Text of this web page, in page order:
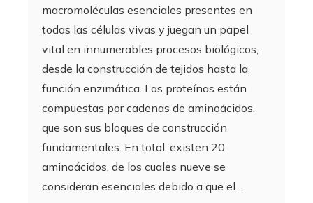
macromoléculas esenciales presentes en
todas las células vivas y juegan un papel
vital en innumerables procesos biológicos,
desde la construcción de tejidos hasta la
función enzimática. Las proteínas están
compuestas por cadenas de aminoácidos,
que son sus bloques de construcción
fundamentales. En total, existen 20
aminoácidos, de los cuales nueve se
consideran esenciales debido a que el…